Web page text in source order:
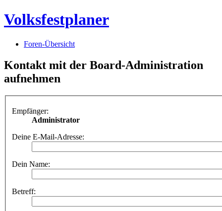
Volksfestplaner
Foren-Übersicht
Kontakt mit der Board-Administration
aufnehmen
Empfänger:
Administrator
Deine E-Mail-Adresse:
Dein Name:
Betreff: